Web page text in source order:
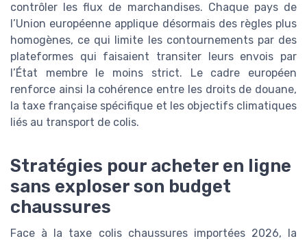
contrôler les flux de marchandises. Chaque pays de
l’Union européenne applique désormais des règles plus
homogènes, ce qui limite les contournements par des
plateformes qui faisaient transiter leurs envois par
l’État membre le moins strict. Le cadre européen
renforce ainsi la cohérence entre les droits de douane,
la taxe française spécifique et les objectifs climatiques
liés au transport de colis.
Stratégies pour acheter en ligne
sans exploser son budget
chaussures
Face à la taxe colis chaussures importées 2026, la